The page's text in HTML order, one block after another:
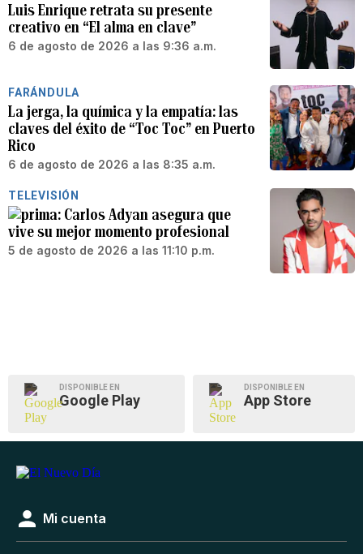
Luis Enrique retrata su presente
creativo en “El alma en clave”
6 de agosto de 2026 a las 9:36 a.m.
FARÁNDULA
La jerga, la química y la empatía: las
claves del éxito de “Toc Toc” en Puerto
Rico
6 de agosto de 2026 a las 8:35 a.m.
TELEVISIÓN
Carlos Adyan asegura que
vive su mejor momento profesional
5 de agosto de 2026 a las 11:10 p.m.
DISPONIBLE EN
Google Play
DISPONIBLE EN
App Store
Mi cuenta